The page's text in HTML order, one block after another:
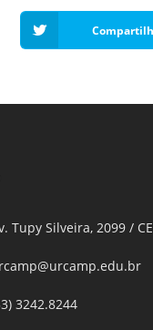
Tupy Silveira, 2099 /
3242.8244